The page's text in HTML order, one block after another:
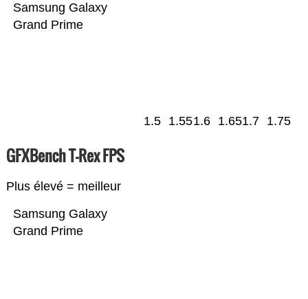
Samsung Galaxy
Grand Prime
1.5 1.551.6 1.651.7 1.75
GFXBench T-Rex FPS
Plus élevé = meilleur
Samsung Galaxy
Grand Prime